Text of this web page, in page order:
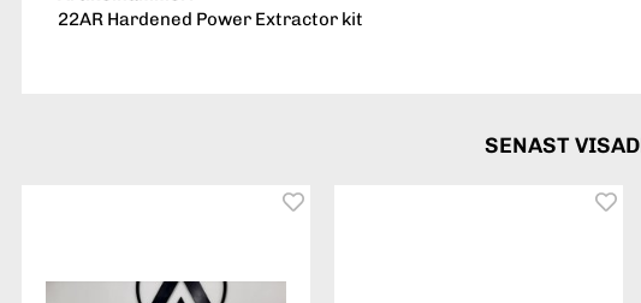
22AR Hardened Power Extractor kit
SENAST